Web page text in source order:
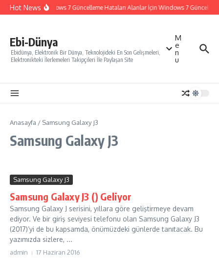
İçeriğe atla
Hot NewsWindows 7 Güncelleme Hataları Alanlar İçin Windows 7
Ebi-Dünya
Ebidünya, Elektronik Bir Dünya, Teknolojideki En Son Gelişmeleri,
Elektronikteki İlerlemeleri Takipçileri İle Paylaşan Site
M
e
n
u
Anasayfa / Samsung Galaxy J3
Samsung Galaxy J3
Samsung Galaxy J3
Samsung Galaxy J3 () Geliyor
Samsung Galaxy J serisini, yıllara göre geliştirmeye devam
ediyor. Ve bir giriş seviyesi telefonu olan Samsung Galaxy J3
(2017)’yi de bu kapsamda, önümüzdeki günlerde tanıtacak. Bu
yazımızda sizlere, ...
admin 17 Haziran 2016